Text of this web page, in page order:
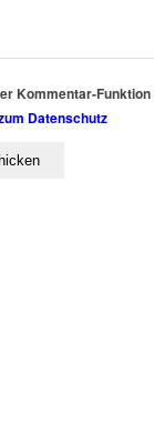
Kommentar-
Datenschutz